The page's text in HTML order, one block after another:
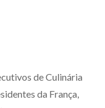
de Culinária
da França,